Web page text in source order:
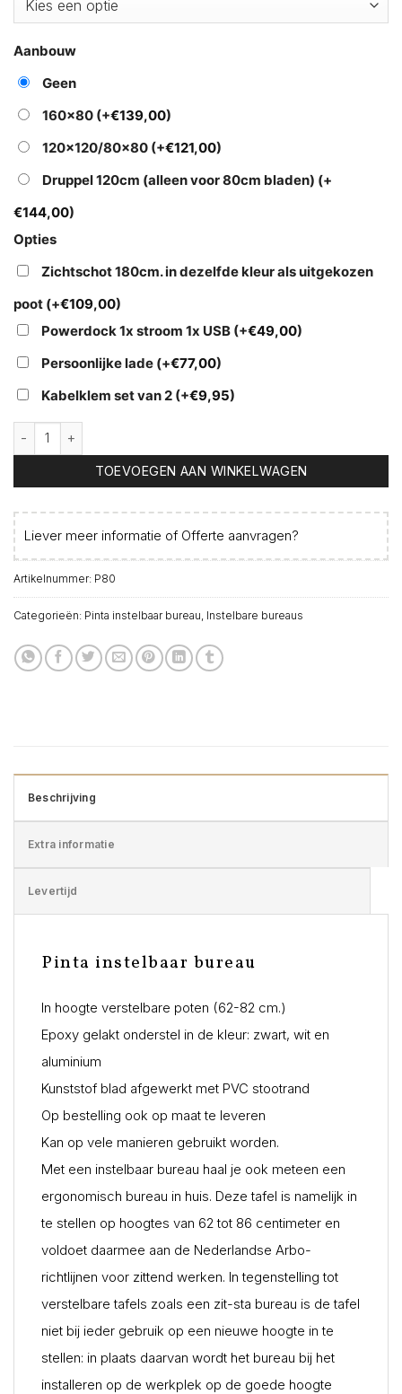
Aanbouw
Geen
160×80 (+€139,00)
120×120/80×80 (+€121,00)
Druppel 120cm (alleen voor 80cm bladen) (+
€144,00)
Opties
Zichtschot 180cm. in dezelfde kleur als uitgekozen
poot (+€109,00)
Powerdock 1x stroom 1x USB (+€49,00)
Persoonlijke lade (+€77,00)
Kabelklem set van 2 (+€9,95)
Pinta instelbaar bureau aantal
TOEVOEGEN AAN WINKELWAGEN
Liever meer informatie of Offerte aanvragen?
Artikelnummer: P80
Categorieën: Pinta instelbaar bureau Instelbare bureaus
Beschrijving
Extra informatie
Levertijd
Pinta instelbaar bureau
In hoogte verstelbare poten (62-82 cm.)
Epoxy gelakt onderstel in de kleur: zwart, wit en
aluminium
Kunststof blad afgewerkt met PVC stootrand
Op bestelling ook op maat te leveren
Kan op vele manieren gebruikt worden.
Met een instelbaar bureau haal je ook meteen een
ergonomisch bureau in huis. Deze tafel is namelijk in
te stellen op hoogtes van 62 tot 86 centimeter en
voldoet daarmee aan de Nederlandse Arbo-
richtlijnen voor zittend werken. In tegenstelling tot
verstelbare tafels zoals een zit-sta bureau is de tafel
niet bij ieder gebruik op een nieuwe hoogte in te
stellen: in plaats daarvan wordt het bureau bij het
installeren op de werkplek op de goede hoogte